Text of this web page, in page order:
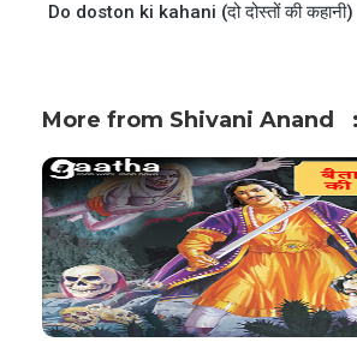
Do doston ki kahani (दो दोस्तों की कहानी)
More from Shivani Anand